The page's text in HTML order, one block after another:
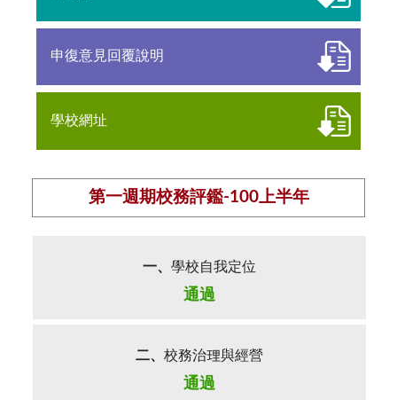
申復意見回覆說明
學校網址
第一週期校務評鑑-100上半年
一、 學校自我定位
通過
二、 校務治理與經營
通過